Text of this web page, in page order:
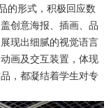
的形式，积极回应数
创意海报、插画、品
现出细腻的视觉语言
画及交互装置，体现
，都凝结着学生对专